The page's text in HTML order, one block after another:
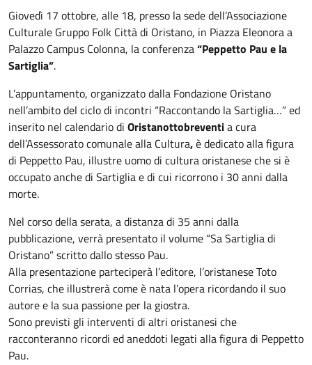
Giovedì 17 ottobre, alle 18, presso la sede dell’Associazione
Culturale Gruppo Folk Città di Oristano, in Piazza Eleonora a
Palazzo Campus Colonna, la conferenza“Peppetto Pau e la
Sartiglia”.
L’appuntamento, organizzato dalla Fondazione Oristano
nell’ambito del ciclo di incontri “Raccontando la Sartiglia…” ed
inserito nel calendario di Oristanottobreventia cura
dell’Assessorato comunale alla Cultura,è dedicato alla figura
di Peppetto Pau, illustre uomo di cultura oristanese che si è
occupato anche di Sartiglia e di cui ricorrono i 30 anni dalla
morte.
Nel corso della serata, a distanza di 35 anni dalla
pubblicazione, verrà presentato il volume “Sa Sartiglia di
Oristano” scritto dallo stesso Pau.
Alla presentazione parteciperà l’editore, l’oristanese Toto
Corrias, che illustrerà come è nata l’opera ricordando il suo
autore e la sua passione per la giostra.
Sono previsti gli interventi di altri oristanesi che
racconteranno ricordi ed aneddoti legati alla figura di Peppetto
Pau.